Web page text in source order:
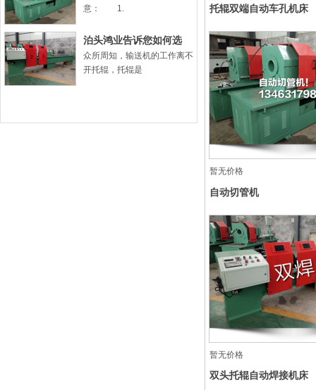
意： 1.
泊头鸿业告诉您如何选
众所周知，输送机的工作离不
开托辊，托辊是
托辊双端自动车孔机床
暂无价格
自动切管机
暂无价格
双头托辊自动焊接机床